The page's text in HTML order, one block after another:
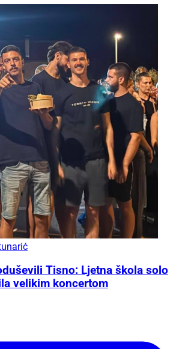
Tisno: Ljetna škola solo
velikim koncertom